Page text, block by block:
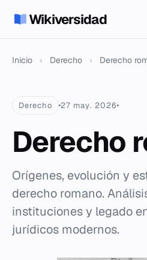
Wikiversidad
Inicio › Derecho › Derecho
Derecho 27 may. 2026
Derecho
Orígenes, evolución y
derecho romano.
instituciones y legado
jurídicos modernos.